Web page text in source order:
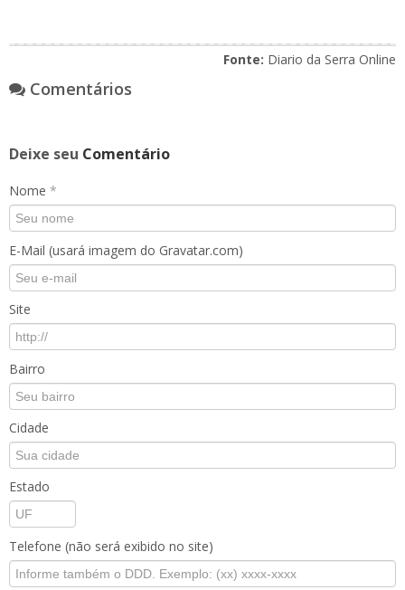
Fonte: Diario da Serra Online
Comentários
Deixe seu Comentário
Nome *
E-Mail (usará imagem do Gravatar.com)
Site
Bairro
Cidade
Estado
Telefone (não será exibido no site)